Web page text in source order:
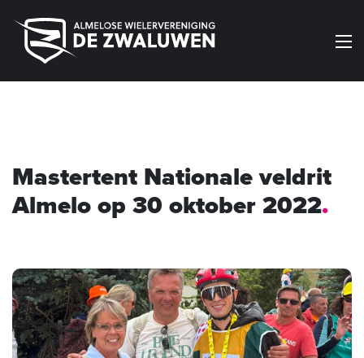
Mastertent Nationale veldrit
Almelo op 30 oktober 2022